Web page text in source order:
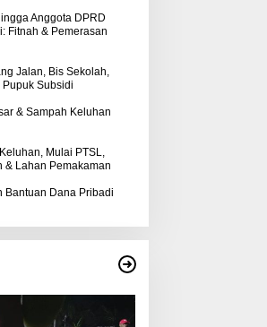
Hukum Kasus Sebastian
Bokol Sarat Rekayasa
Anggota DPRD
Fitnah & Pemerasan
Jalan, Bis Sekolah,
Subsidi
& Sampah Keluhan
Mulai PTSL,
& Lahan Pemakaman
Bantuan Dana Pribadi